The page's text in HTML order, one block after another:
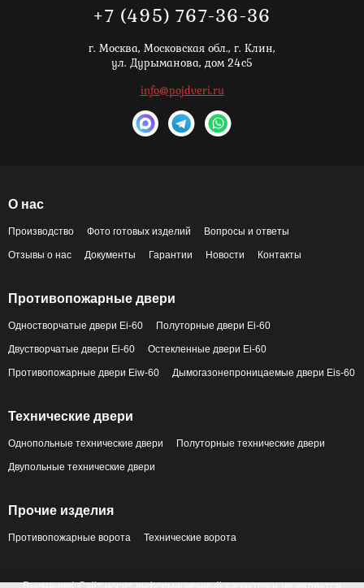
+7 (495) 767-36-36
г. Москва, Московская обл., г. Клин,
ул. Дурыманова, дом 24с5
info@pojdveri.ru
О нас
Производство Фото готовых изделий Вопросы и ответы
Отзывы о нас Документы Гарантии Новости Контакты
Противопожарные двери
Одностворчатые двери Ei-60 Полуторные двери Ei-60
Двустворчатые двери Ei-60 Остекленные двери Ei-60
Противопожарные двери Eiw-60 Дымогазонепроницаемые двери Eis-60
Технические двери
Однопольные технические двери Полуторные технические двери
Двупольные технические двери
Прочие изделия
Противопожарные ворота Технические ворота